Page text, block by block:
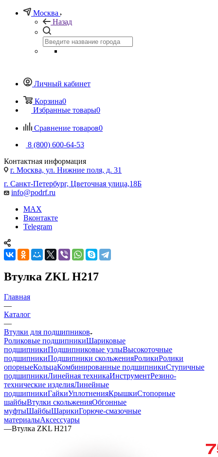
Москва
Назад
Личный кабинет
Корзина0
Избранные товары0
Сравнение товаров0
8 (800) 600-64-53
Контактная информация
г. Москва, ул. Нижние поля, д. 31
г. Санкт-Петербург, Цветочная улица,18Б
info@podrf.ru
MAX
Вконтакте
Telegram
Втулка ZKL H217
Главная
—
Каталог
—
Втулки для подшипников
Роликовые подшипникиШариковые
подшипникиПодшипниковые узлыВысокоточные
подшипникиПодшипники скольженияРоликиРолики
опорныеКольцаКомбинированные подшипникиСтупичные
подшипникиЛинейная техникаИнструментРезино-
технические изделияЛинейные
подшипникиГайкиУплотненияКрышкиСтопорные
шайбыВтулки скольженияОбгонные
муфтыШайбыШарикиГорюче-смазочные
материалыАксессуары
—Втулка ZKL H217